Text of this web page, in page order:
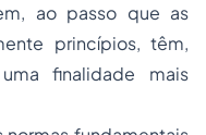
ao passo que as
princípios, têm,
finalidade mais